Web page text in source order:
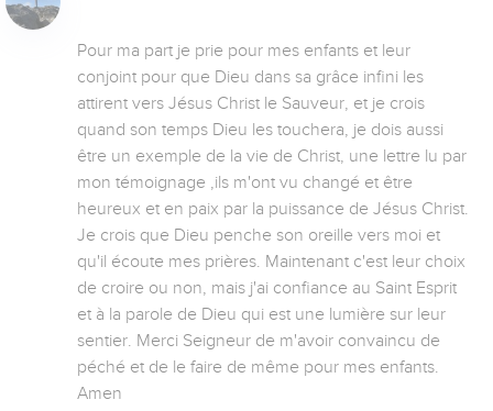
Pour ma part je prie pour mes enfants et leur
conjoint pour que Dieu dans sa grâce infini les
attirent vers Jésus Christ le Sauveur, et je crois
quand son temps Dieu les touchera, je dois aussi
être un exemple de la vie de Christ, une lettre lu par
mon témoignage ,ils m'ont vu changé et être
heureux et en paix par la puissance de Jésus Christ.
Je crois que Dieu penche son oreille vers moi et
qu'il écoute mes prières. Maintenant c'est leur choix
de croire ou non, mais j'ai confiance au Saint Esprit
et à la parole de Dieu qui est une lumière sur leur
sentier. Merci Seigneur de m'avoir convaincu de
péché et de le faire de même pour mes enfants.
Amen